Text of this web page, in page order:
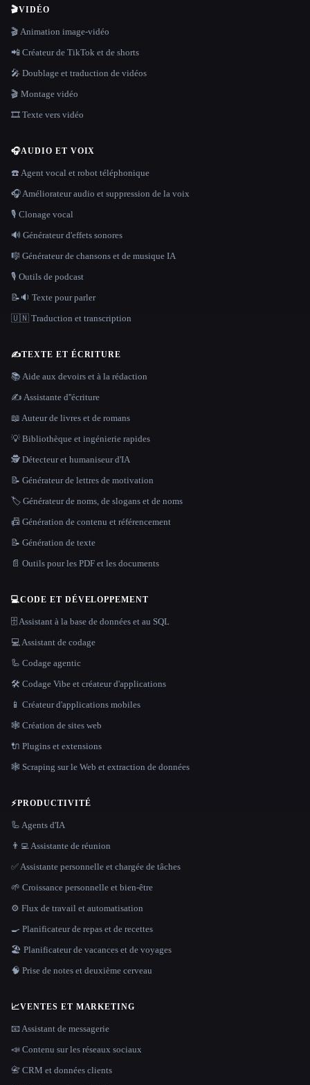
🎬VIDÉO
🎬 Animation image-vidéo
📲 Créateur de TikTok et de shorts
🎤 Doublage et traduction de vidéos
🎬 Montage vidéo
🎞️ Texte vers vidéo
🎧AUDIO ET VOIX
☎️ Agent vocal et robot téléphonique
🎧 Améliorateur audio et suppression de la voix
🎙️ Clonage vocal
🔊 Générateur d'effets sonores
🎼 Générateur de chansons et de musique IA
🎙️ Outils de podcast
📝🔉 Texte pour parler
🇺🇳 Traduction et transcription
✍️TEXTE ET ÉCRITURE
📚 Aide aux devoirs et à la rédaction
✍️ Assistante d''écriture
📖 Auteur de livres et de romans
💡 Bibliothèque et ingénierie rapides
🕵️ Détecteur et humaniseur d'IA
📝 Générateur de lettres de motivation
🏷️ Générateur de noms, de slogans et de noms
📠 Génération de contenu et référencement
📝 Génération de texte
📄 Outils pour les PDF et les documents
💻CODE ET DÉVELOPPEMENT
🗄️ Assistant à la base de données et au SQL
💻 Assistant de codage
🦾 Codage agentic
🛠️ Codage Vibe et créateur d'applications
📱 Créateur d'applications mobiles
🕸 Création de sites web
🔌 Plugins et extensions
🕸️ Scraping sur le Web et extraction de données
⚡PRODUCTIVITÉ
🦾 Agents d'IA
👨‍💻 Assistante de réunion
✅ Assistante personnelle et chargée de tâches
🌱 Croissance personnelle et bien-être
⚙️ Flux de travail et automatisation
🍳 Planificateur de repas et de recettes
🏖 Planificateur de vacances et de voyages
🧠 Prise de notes et deuxième cerveau
📈VENTES ET MARKETING
📧 Assistant de messagerie
📣 Contenu sur les réseaux sociaux
📇 CRM et données clients